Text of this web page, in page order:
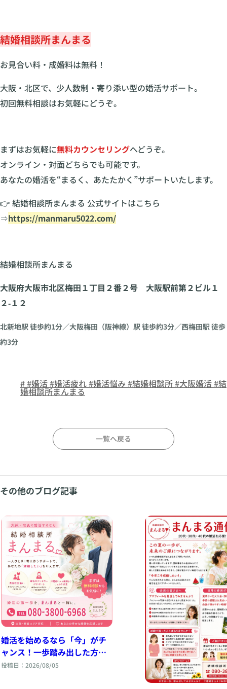
結婚相談所まんまる
お見合い料・成婚料は無料！
大阪・北区で、少人数制・寄り添い型の婚活サポート。
初回無料相談はお気軽にどうぞ。
まずはお気軽に無料カウンセリングへどうぞ。
オンライン・対面どちらでも可能です。
あなたの婚活を“まるく、あたたかく”サポートいたします。
👉 結婚相談所まんまる 公式サイトはこちら
⇒https://manmaru5022.com/
結婚相談所まんまる
大阪府大阪市北区梅田１丁目２番２号 大阪駅前第２ビル１
２‐１２
北新地駅 徒歩約1分／大阪梅田（阪神線）駅 徒歩約3分／西梅田駅 徒歩
約3分
# #婚活 #婚活疲れ #婚活悩み #結婚相談所 #大阪婚活 #結
婚相談所まんまる
一覧へ戻る
その他のブログ記事
婚活を始めるなら「今」がチ
ャンス！一歩踏み出した方か
ら未来は変わります
投稿日：2026/08/05